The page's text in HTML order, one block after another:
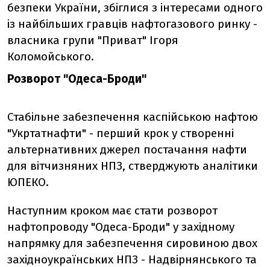
безпеки України, збіглися з інтересами одного
із найбільших гравців нафтогазового ринку -
власника групи "Приват" Ігоря
Коломойського.
Розворот "Одеса-Броди"
Стабільне забезпечення каспійською нафтою
"Укртатнафти" - перший крок у створенні
альтернативних джерел постачання нафти
для вітчизняних НПЗ, стверджують аналітики
ЮПЕКО.
Наступним кроком має стати розворот
нафтопроводу "Одеса-Броди" у західному
напрямку для забезпечення сировиною двох
західноукраїнських НПЗ - Надвірнянського та